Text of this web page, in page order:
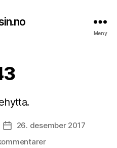
Meny
Publiseringsdato
26. desember 2017
til